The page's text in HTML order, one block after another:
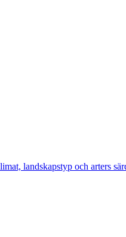
landskapstyp och arters